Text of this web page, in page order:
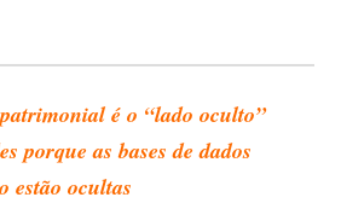
é o “lado oculto”
porque as bases de dados
estão ocultas